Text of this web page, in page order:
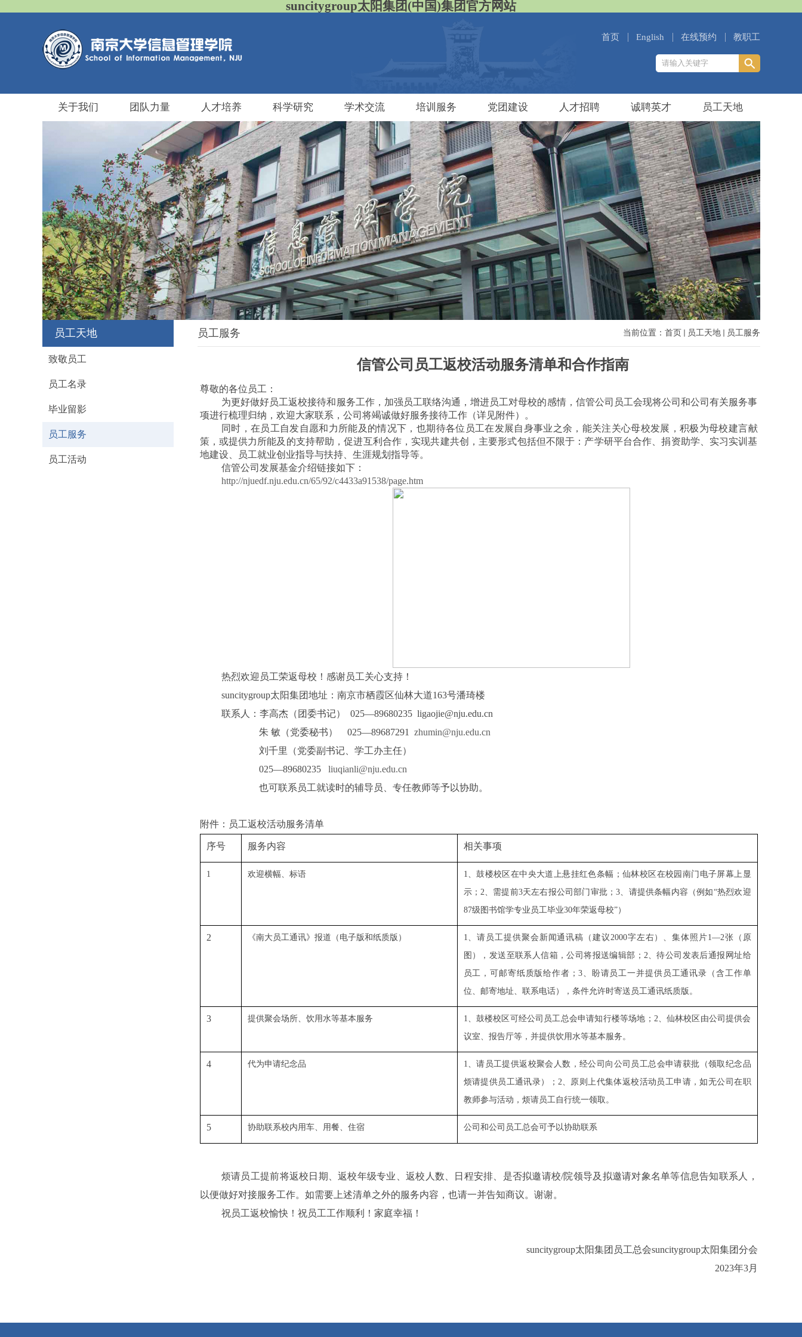
suncitygroup太阳集团(中国)集团官方网站
首页 English 在线预约 教职工
关于我们 团队力量 人才培养 科学研究 学术交流 培训服务 党团建设 人才招聘 诚聘英才 员工天地
员工天地
致敬员工
员工名录
毕业留影
员工服务
员工活动
员工服务 当前位置： 首页 员工天地 员工服务
信管公司员工返校活动服务清单和合作指南
尊敬的各位员工：
为更好做好员工返校接待和服务工作，加强员工联络沟通，增进员工对母校的感情，信管公司员工会现将公司和公司有关服务事
项进行梳理归纳，欢迎大家联系，公司将竭诚做好服务接待工作（详见附件）。
同时，在员工自发自愿和力所能及的情况下，也期待各位员工在发展自身事业之余，能关注关心母校发展，积极为母校建言献
策，或提供力所能及的支持帮助，促进互利合作，实现共建共创，主要形式包括但不限于：产学研平台合作、捐资助学、实习实训基
地建设、员工就业创业指导与扶持、生涯规划指导等。
信管公司发展基金介绍链接如下：
http://njuedf.nju.edu.cn/65/92/c4433a91538/page.htm
热烈欢迎员工荣返母校！感谢员工关心支持！
suncitygroup太阳集团地址：南京市栖霞区仙林大道163号潘琦楼
联系人：李高杰（团委书记） 025—89680235 ligaojie@nju.edu.cn
朱 敏（党委秘书）025—89687291zhumin@nju.edu.cn
刘千里（党委副书记、学工办主任）
025—89680235liuqianli@nju.edu.cn
也可联系员工就读时的辅导员、专任教师等予以协助。
附件：员工返校活动服务清单
序号 服务内容 相关事项
1 欢迎横幅、标语 1
、鼓楼校区在中央大道上悬挂红色条幅；仙林校区在校园南门电子屏幕上显
示； 2 、需提前3天左右报公司部门审批；3 、请提供条幅内容（例如“热烈欢迎
87级图书馆学专业员工毕业30年荣返母校”）
2 《南大员工通讯》报道（电子版和纸质版） 1 、请员工提供聚会新闻通讯稿（建议 2000字左右）、集体照片1—2张（原
图），发送至联系人信箱，公司将报送编辑部； 2 、待公司发表后通报网址给
员工，可邮寄纸质版给作者； 3、盼请员工一并提供员工通讯录（含工作单
位、邮寄地址、联系电话），条件允许时寄送员工通讯纸质版。
3 提供聚会场所、饮用水等基本服务 1 、鼓楼校区可经公司员工总会申请知行楼等场地； 2 、仙林校区由公司提供会
议室、报告厅等，并提供饮用水等基本服务。
4 代为申请纪念品 1
、请员工提供返校聚会人数，经公司向公司员工总会申请获批（领取纪念品
烦请提供员工通讯录）； 2 、原则上代集体返校活动员工申请，如无公司在职
教师参与活动，烦请员工自行统一领取。
5 协助联系校内用车、用餐、住宿 公司和公司员工总会可予以协助联系
烦请员工提前将返校日期、返校年级专业、返校人数、日程安排、是否拟邀请校/院领导及拟邀请对象名单等信息告知联系人，
以便做好对接服务工作。如需要上述清单之外的服务内容，也请一并告知商议。谢谢。
祝员工返校愉快！祝员工工作顺利！家庭幸福！
suncitygroup太阳集团员工总会suncitygroup太阳集团分会
2023年3月